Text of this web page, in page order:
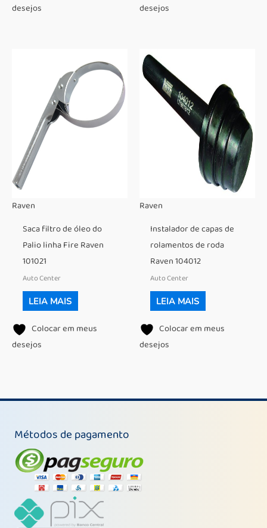
desejos
desejos
Raven
Saca filtro de óleo do
Palio linha Fire Raven
101021
Auto Center
LEIA MAIS
Colocar em meus
desejos
Raven
Instalador de capas de
rolamentos de roda
Raven 104012
Auto Center
LEIA MAIS
Colocar em meus
desejos
Métodos de pagamento